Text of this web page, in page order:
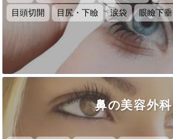
目頭切開
目尻・下瞼 涙袋 眼瞼下垂
鼻の美容外科